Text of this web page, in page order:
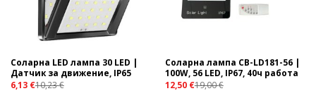
Соларна LED лампа 30 LED |
Датчик за движение, IP65
6,13 €10,23€
Соларна лампа CB-LD181-56 |
100W, 56 LED, IP67, 40ч работа
12,50 €19,00€